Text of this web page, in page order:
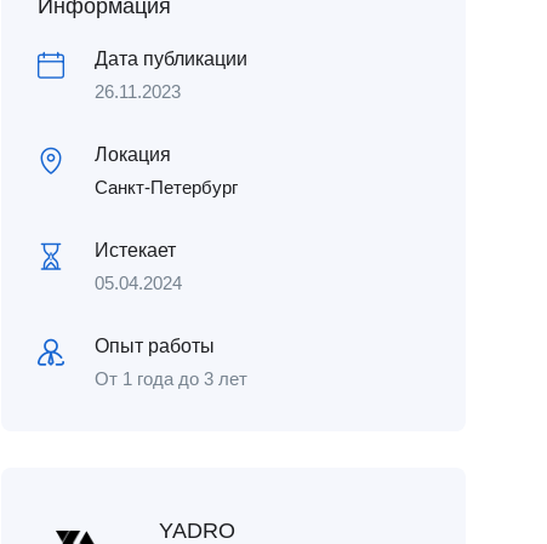
Информация
Дата публикации
26.11.2023
Локация
Санкт-Петербург
Истекает
05.04.2024
Опыт работы
От 1 года до 3 лет
YADRO